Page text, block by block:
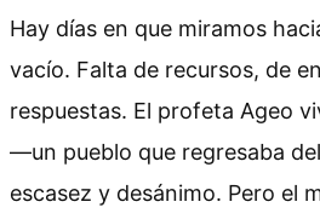
Hay días en que miramos
vacío. Falta de recursos, de
respuestas. El profeta Ageo
—un pueblo que regresaba
escasez y desánimo. Pero el